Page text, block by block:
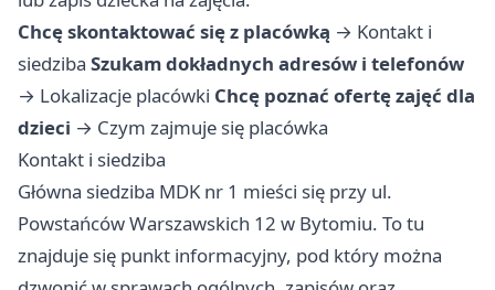
Chcę skontaktować się z placówką → Kontakt i
siedziba Szukam dokładnych adresów i telefonów
→ Lokalizacje placówki Chcę poznać ofertę zajęć dla
dzieci → Czym zajmuje się placówka
Kontakt i siedziba
Główna siedziba MDK nr 1 mieści się przy ul.
Powstańców Warszawskich 12 w Bytomiu. To tu
znajduje się punkt informacyjny, pod który można